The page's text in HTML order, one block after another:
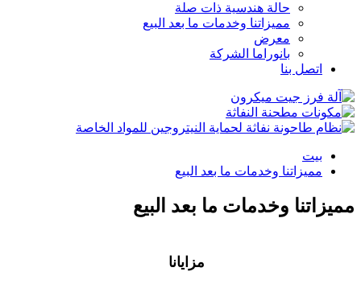
حالة هندسية ذات صلة
مميزاتنا وخدمات ما بعد البيع
معرض
بانوراما الشركة
اتصل بنا
بيت
مميزاتنا وخدمات ما بعد البيع
مميزاتنا وخدمات ما بعد البيع
مزايانا